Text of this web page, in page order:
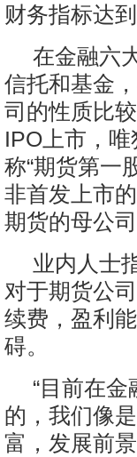
财务指标达
在金融六
信托和基金
司的性质比
IPO上市，
称“期货第一
非首发上市
期货的母公
业内人士
对于期货公
续费，盈利
碍。
“目前在
的，我们像
富，发展前